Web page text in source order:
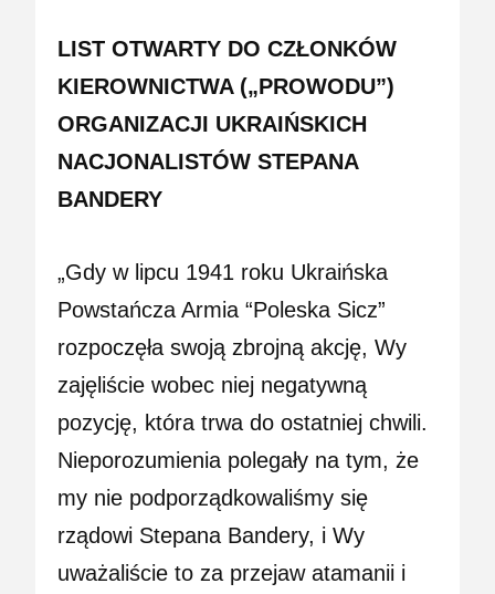
LIST OTWARTY DO CZŁONKÓW
KIEROWNICTWA („PROWODU”)
ORGANIZACJI UKRAIŃSKICH
NACJONALISTÓW STEPANA
BANDERY
„Gdy w lipcu 1941 roku Ukraińska
Powstańcza Armia “Poleska Sicz”
rozpoczęła swoją zbrojną akcję, Wy
zajęliście wobec niej negatywną
pozycję, która trwa do ostatniej chwili.
Nieporozumienia polegały na tym, że
my nie podporządkowaliśmy się
rządowi Stepana Bandery, i Wy
uważaliście to za przejaw atamanii i